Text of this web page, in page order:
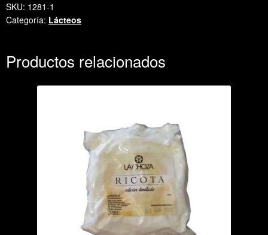
SKU: 1281-1
Categoría: Lácteos
Productos relacionados